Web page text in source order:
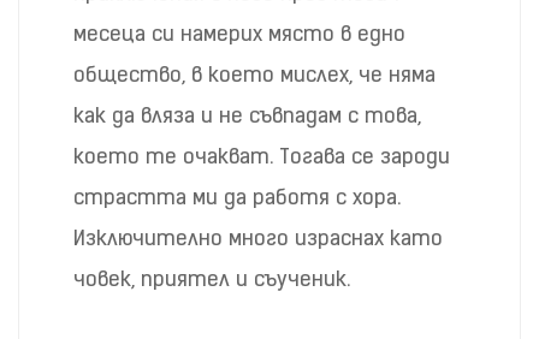
месеца си намерих място в едно
общество, в което мислех, че няма
как да вляза и не съвпадам с това,
което те очакват. Тогава се зароди
страстта ми да работя с хора.
Изключително много израснах като
човек, приятел и съученик.